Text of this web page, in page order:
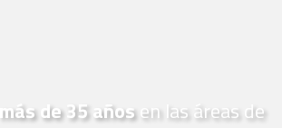
más de 35 añosen las áreas de